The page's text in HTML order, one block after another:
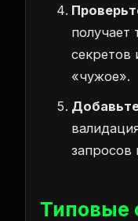
получает
секретов
«чужое».
запросов
Типовые